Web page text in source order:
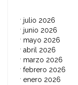
julio 2026
junio 2026
mayo 2026
abril 2026
marzo 2026
febrero 2026
enero 2026